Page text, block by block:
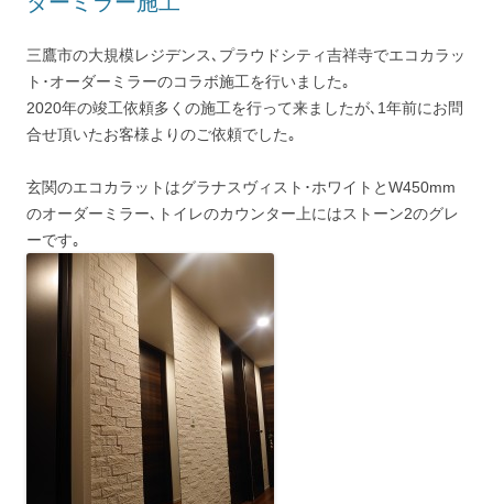
三鷹市の大規模レジデンス､プラウドシティ吉祥寺でエコカラッ
ト･オーダーミラーのコラボ施工を行いました｡
2020年の竣工依頼多くの施工を行って来ましたが､1年前にお問
合せ頂いたお客様よりのご依頼でした｡
玄関のエコカラットはグラナスヴィスト･ホワイトとW450mm
のオーダーミラー､トイレのカウンター上にはストーン2のグレ
ーです｡